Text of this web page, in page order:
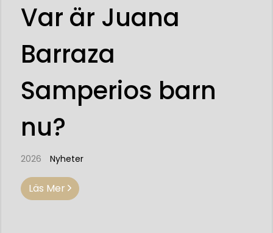
Var är Juana
Barraza
Samperios barn
nu?
2026 Nyheter
Läs Mer